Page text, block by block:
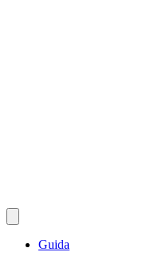
Guida